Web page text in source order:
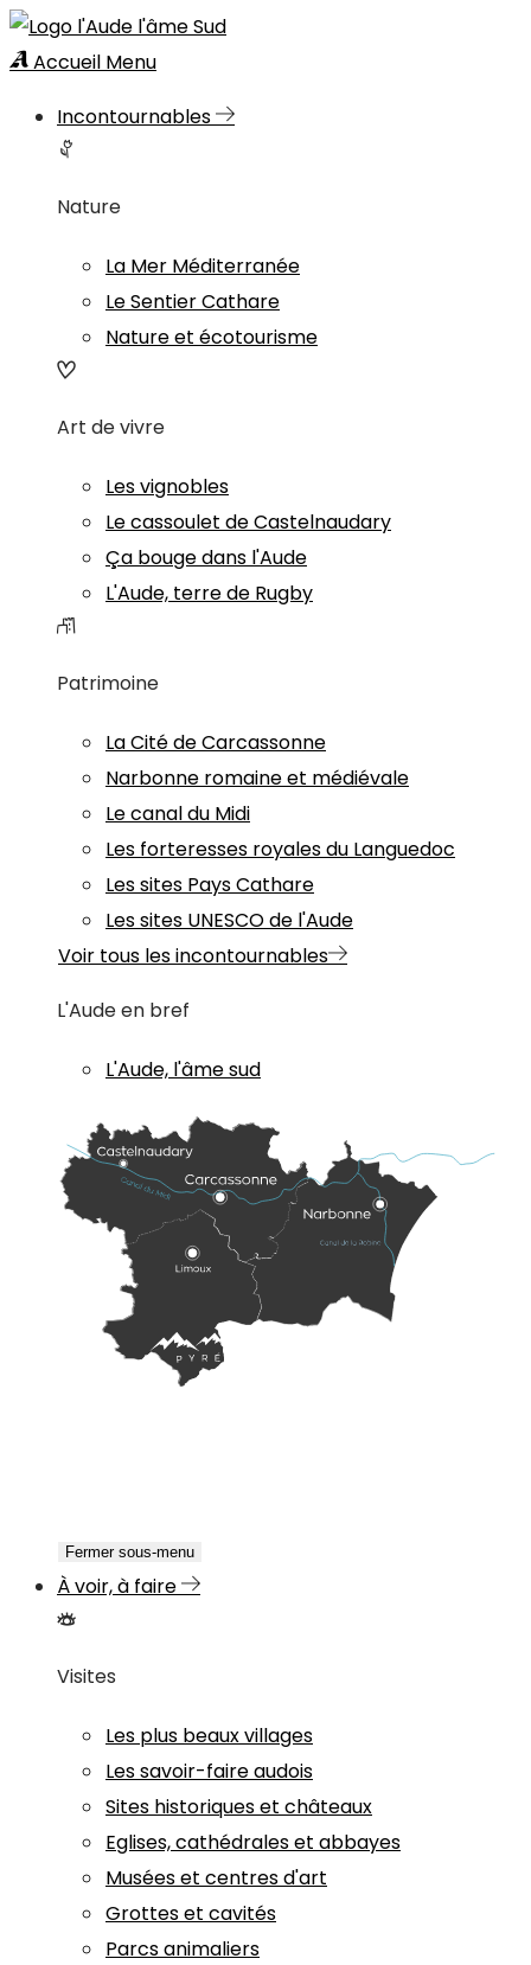
Accueil Menu
Incontournables
Nature
La Mer Méditerranée
Le Sentier Cathare
Nature et écotourisme
Art de vivre
Les vignobles
Le cassoulet de Castelnaudary
Ça bouge dans l'Aude
L'Aude, terre de Rugby
Patrimoine
La Cité de Carcassonne
Narbonne romaine et médiévale
Le canal du Midi
Les forteresses royales du Languedoc
Les sites Pays Cathare
Les sites UNESCO de l'Aude
Voir tous les incontournables
L'Aude en bref
L'Aude, l'âme sud
Fermer sous-menu
À voir, à faire
Visites
Les plus beaux villages
Les savoir-faire audois
Sites historiques et châteaux
Eglises, cathédrales et abbayes
Musées et centres d'art
Grottes et cavités
Parcs animaliers